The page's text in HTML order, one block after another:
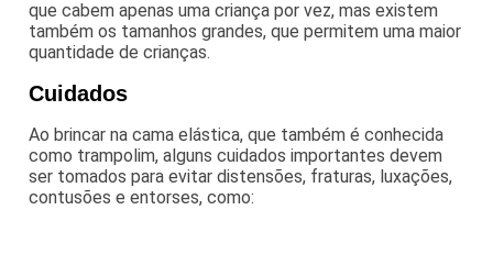
que cabem apenas uma criança por vez, mas existem
também os tamanhos grandes, que permitem uma maior
quantidade de crianças.
Cuidados
Ao brincar na cama elástica, que também é conhecida
como trampolim, alguns cuidados importantes devem
ser tomados para evitar distensões, fraturas, luxações,
contusões e entorses, como: